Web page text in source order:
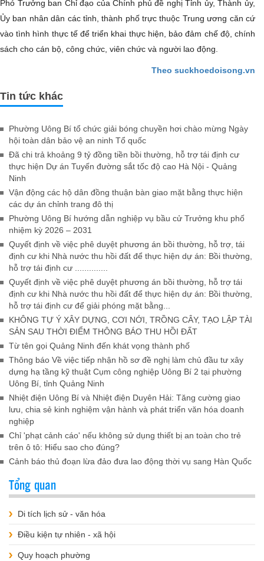
Phó Trưởng ban Chỉ đạo của Chính phủ đề nghị Tỉnh ủy, Thành ủy,
Ủy ban nhân dân các tỉnh, thành phố trực thuộc Trung ương căn cứ
vào tình hình thực tế để triển khai thực hiện, bảo đảm chế độ, chính
sách cho cán bộ, công chức, viên chức và người lao động.
Theo suckhoedoisong.vn
Tin tức khác
Phường Uông Bí tổ chức giải bóng chuyền hơi chào mừng Ngày
hội toàn dân bảo vệ an ninh Tổ quốc
Đã chi trả khoảng 9 tỷ đồng tiền bồi thường, hỗ trợ tái định cư
thực hiện Dự án Tuyến đường sắt tốc độ cao Hà Nội - Quảng
Ninh
Vận động các hộ dân đồng thuận bàn giao mặt bằng thực hiện
các dự án chỉnh trang đô thị
Phường Uông Bí hướng dẫn nghiệp vụ bầu cử Trưởng khu phố
nhiệm kỳ 2026 – 2031
Quyết định về việc phê duyệt phương án bồi thường, hỗ trợ, tái
định cư khi Nhà nước thu hồi đất để thực hiện dự án: Bồi thường,
hỗ trợ tái định cư ..............
Quyết định về việc phê duyệt phương án bồi thường, hỗ trợ tái
định cư khi Nhà nước thu hồi đất để thực hiện dự án: Bồi thường,
hỗ trợ tái định cư để giải phóng mặt bằng...
KHÔNG TỰ Ý XÂY DỰNG, CƠI NỚI, TRỒNG CÂY, TẠO LẬP TÀI
SẢN SAU THỜI ĐIỂM THÔNG BÁO THU HỒI ĐẤT
Từ tên gọi Quảng Ninh đến khát vọng thành phố
Thông báo Về việc tiếp nhận hồ sơ đề nghị làm chủ đầu tư xây
dựng hạ tầng kỹ thuật Cụm công nghiệp Uông Bí 2 tại phường
Uông Bí, tỉnh Quảng Ninh
Nhiệt điện Uông Bí và Nhiệt điện Duyên Hải: Tăng cường giao
lưu, chia sẻ kinh nghiệm vận hành và phát triển văn hóa doanh
nghiệp
Chỉ 'phạt cảnh cáo' nếu không sử dụng thiết bị an toàn cho trẻ
trên ô tô: Hiểu sao cho đúng?
Cảnh báo thủ đoạn lừa đảo đưa lao động thời vụ sang Hàn Quốc
Tổng quan
Di tích lịch sử - văn hóa
Điều kiện tự nhiên - xã hội
Quy hoạch phường